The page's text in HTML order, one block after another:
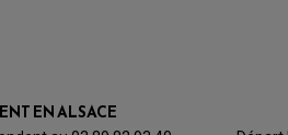
EN ALSACE